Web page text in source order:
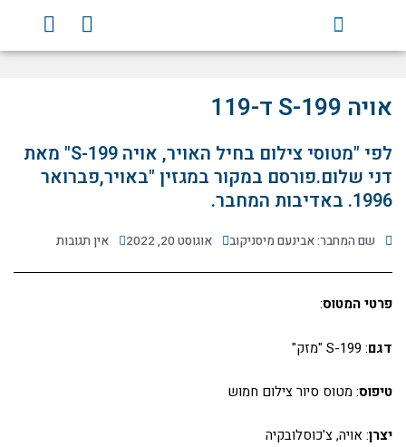
F
a
c
o
k
Y
o
u
e
אויה S-199 ד-119
לפי "מטוסי צילום בחיל האויר, אויה S-199" מאת
דני שלום.פורסם במקור במגזין "באויר,פברואר
1996. באדיבות המחבר.
שם המחבר: אבינעם מיסניקוב אוגוסט 20, 2022 אין תגובות
פרטי המטוס:
דגם: S-199 "מזק"
טיפוס: מטוס סיור צילום חמוש
יצרן: אויה, צ'כוסלובקיה